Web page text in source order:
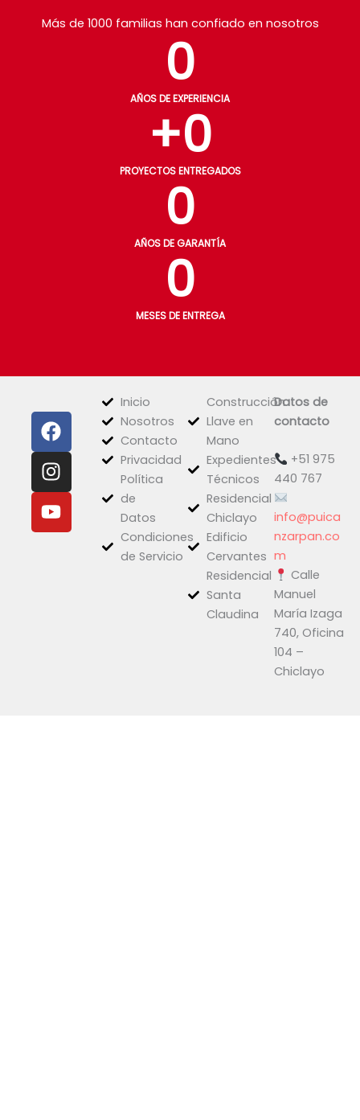
Más de 1000 familias han confiado en nosotros
AÑOS DE EXPERIENCIA
0
PROYECTOS ENTREGADOS
+0
AÑOS DE GARANTÍA
0
MESES DE ENTREGA
0
F
a
c
e
b
o
o
I
n
s
t
a
g
r
Y
o
u
t
u
b
e
Inicio
Nosotros
Contacto
Privacidad
Política
de
Datos
Condiciones
de Servicio
Construcción
Llave en
Mano
Expedientes
Técnicos
Residencial
Chiclayo
Edificio
Cervantes
Residencial
Santa
Claudina
Datos de
contacto
+51 975
440 767
info@puica
nzarpan.co
m
Calle
Manuel
María Izaga
740, Oficina
104 –
Chiclayo